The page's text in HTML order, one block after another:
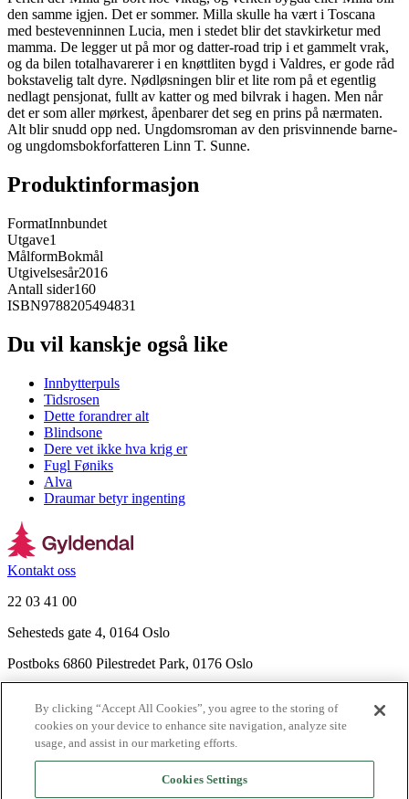
den samme igjen. Det er sommer. Milla skulle ha vært i Toscana
med bestevenninnen Lucia, men i stedet blir det stavkirketur med
mamma. De legger ut på mor og datter-road trip i et gammelt vrak,
og da bilen totalhavarerer i en knøttliten bygd i Valdres, er gode råd
bokstavelig talt dyre. Nødløsningen blir et lite rom på et egentlig
nedlagt pensjonat, fullt av katter og med bilvrak i hagen. Men når
det er som aller mørkest, åpenbarer det seg en prins på nærmaten.
Alt blir snudd opp ned. Ungdomsroman av den prisvinnende barne-
og ungdomsbokforfatteren Linn T. Sunne.
Produktinformasjon
FormatInnbundet
Utgave1
MålformBokmål
Utgivelsesår2016
Antall sider160
ISBN9788205494831
Du vil kanskje også like
Innbytterpuls
Tidsrosen
Dette forandrer alt
Blindsone
Dere vet ikke hva krig er
Fugl Føniks
Alva
Draumar betyr ingenting
Kontakt oss
22 03 41 00
Sehesteds gate 4, 0164 Oslo
Postboks 6860 Pilestredet Park, 0176 Oslo
Nyhetsbrev
Ledige stillinger
Send inn manus
By clicking “Accept All Cookies”, you agree to the storing of
cookies on your device to enhance site navigation, analyze site
usage, and assist in our marketing efforts.
Cookies Settings